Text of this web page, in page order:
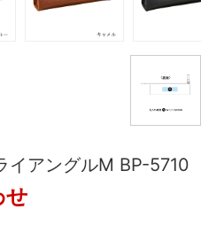
イアングルM BP-5710
せ